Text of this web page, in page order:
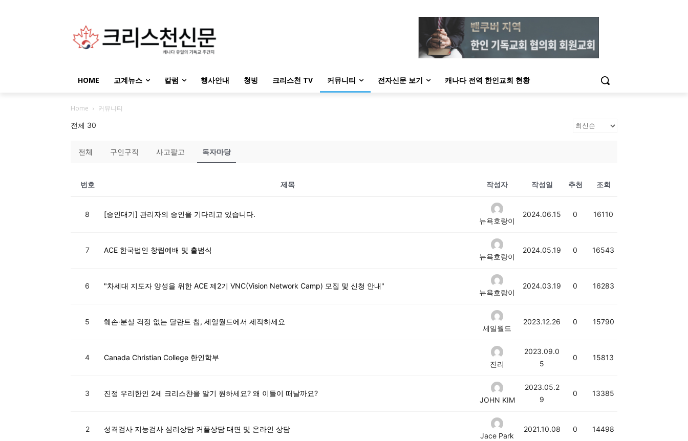
HOME 교계뉴스 칼럼 행사안내 청빙 크리스천 TV 커뮤니티 전자신문 보기 캐나다 전역 한인교회 현황
Home
커뮤니티
전체 30
전체 구인구직 사고팔고 독자마당
번호 제목 작성자 작성일 추천 조회
8 [승인대기] 관리자의 승인을 기다리고 있습니다.
뉴욕호랑이
2024.06.15 0 16110
7 ACE 한국법인 창립예배 및 출범식
뉴욕호랑이
2024.05.19 0 16543
6 "차세대 지도자 양성을 위한 ACE 제2기 VNC(Vision Network Camp) 모집 및 신청 안내"
뉴욕호랑이
2024.03.19 0 16283
5 훼손·분실 걱정 없는 달란트 칩, 세일월드에서 제작하세요
세일월드
2023.12.26 0 15790
4 Canada Christian College 한인학부
진리
2023.09.0
5
0 15813
3 진정 우리한인 2세 크리스챤을 알기 원하세요? 왜 이들이 떠날까요?
JOHN KIM
2023.05.2
9
0 13385
2 성격검사 지능검사 심리상담 커플상담 대면 및 온라인 상담
Jace Park
2021.10.08 0 14498